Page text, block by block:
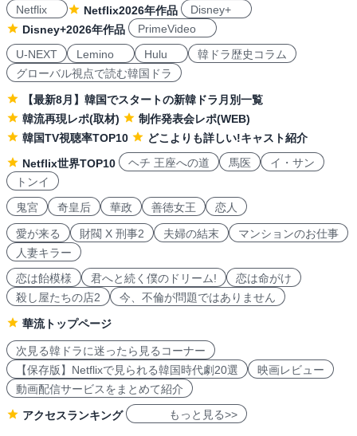
Netflix
Netflix2026年作品
Disney+
Disney+2026年作品
PrimeVideo
U-NEXT
Lemino Hulu
韓ドラ歴史コラム
グローバル視点で読む韓国ドラ
【最新8月】韓国でスタートの新韓ドラ月別一覧
韓流再現レポ(取材)
制作発表会レポ(WEB)
韓国TV視聴率TOP10
どこよりも詳しい!キャスト紹介
Netflix世界TOP10
ヘチ 王座への道 馬医
イ・サン
トンイ
鬼宮
奇皇后 華政 善徳女王 恋人
愛が来る 財閥 X 刑事2 夫婦の結末
マンションのお仕事
人妻キラー
恋は飴模様
君へと続く僕のドリーム!
恋は命がけ
殺し屋たちの店2
今、不倫が問題ではありません
華流トップページ
次見る韓ドラに迷ったら見るコーナー
【保存版】Netflixで見られる韓国時代劇20選
映画レビュー
動画配信サービスをまとめて紹介
アクセスランキング もっと見る>>